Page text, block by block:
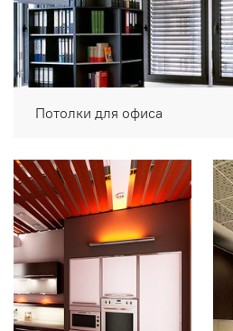
Потолки для офиса